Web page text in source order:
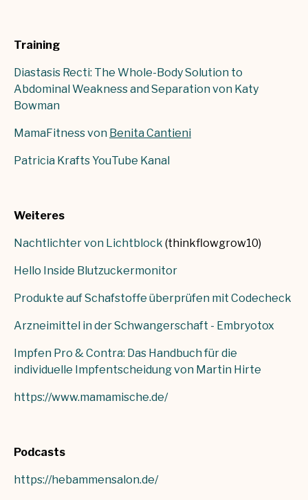
Training
Diastasis Recti: The Whole-Body Solution to
Abdominal Weakness and Separation von Katy
Bowman
MamaFitness von Benita Cantieni
Patricia Krafts YouTube Kanal
Weiteres
Nachtlichter von Lichtblock (thinkflowgrow10)
Hello Inside Blutzuckermonitor
Produkte auf Schafstoffe überprüfen mit Codecheck
Arzneimittel in der Schwangerschaft - Embryotox
Impfen Pro & Contra: Das Handbuch für die
individuelle Impfentscheidung von Martin Hirte
https://www.mamamische.de/
Podcasts
https://hebammensalon.de/